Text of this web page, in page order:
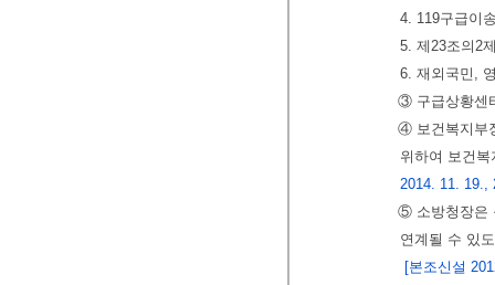
4. 119구급이
5. 제23조의2
6. 재외국민,
③ 구급상황센
④ 보건복지부
위하여 보건
2014. 11. 19.,
⑤ 소방청장은
연계될 수 있
[본조신설